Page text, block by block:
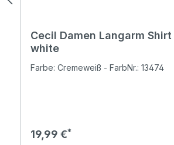
Cecil Damen Langarm
white
Farbe: Cremeweiß - FarbNr.: 13474
Regulärer Preis:
19,99 €